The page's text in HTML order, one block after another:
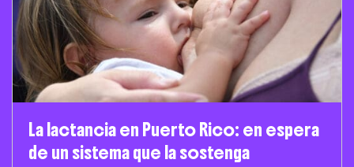
La lactancia en Puerto Rico: en espera
de un sistema que la sostenga